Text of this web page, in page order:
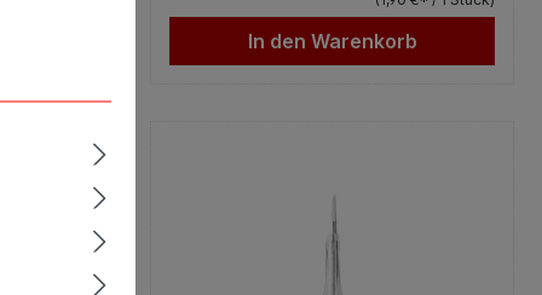
In den Warenkorb